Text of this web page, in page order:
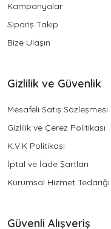
Kampanyalar
Sipariş Takip
Bize Ulaşın
Gizlilik ve Güvenlik
Mesafeli Satış Sözleşmesi
Gizlilik ve Çerez Politikası
K.V.K Politikası
İptal ve İade Şartları
Kurumsal Hizmet Tedariği
Güvenli Alışveriş